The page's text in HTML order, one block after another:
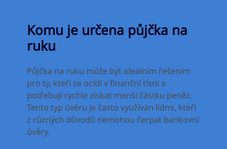
Komu je určena půjčka na
ruku
Půjčka na ruku může být ideálním řešením
pro ty, kteří se ocitli v finanční tísni a
potřebují rychle získat menší částku peněz.
Tento typ úvěru je často využíván lidmi, kteří
z různých důvodů nemohou čerpat bankovní
úvěry.